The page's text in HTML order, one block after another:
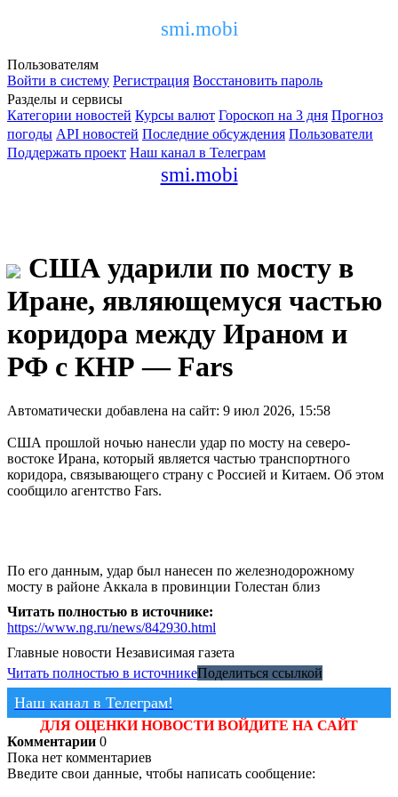
smi.mobi
Пользователям
Войти в систему Регистрация Восстановить пароль
Разделы и сервисы
Категории новостей Курсы валют Гороскоп на 3 дня Прогноз
погоды API новостей Последние обсуждения Пользователи
Поддержать проект Наш канал в Телеграм
smi.mobi
США ударили по мосту в
Иране, являющемуся частью
коридора между Ираном и
РФ с КНР — Fars
Автоматически добавлена на сайт: 9 июл 2026, 15:58
США прошлой ночью нанесли удар по мосту на северо-
востоке Ирана, который является частью транспортного
коридора, связывающего страну с Россией и Китаем. Об этом
сообщило агентство Fars.
По его данным, удар был нанесен по железнодорожному
мосту в районе Аккала в провинции Голестан близ
Читать полностью в источнике:
https://www.ng.ru/news/842930.html
Главные новости Независимая газета
Читать полностью в источникеПоделиться ссылкой
Наш канал в Телеграм!
ДЛЯ ОЦЕНКИ НОВОСТИ ВОЙДИТЕ НА САЙТ
Комментарии 0
Пока нет комментариев
Введите свои данные, чтобы написать сообщение: